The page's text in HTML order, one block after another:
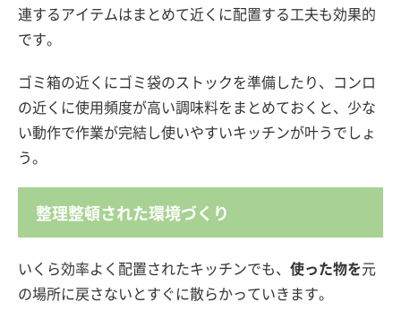
連するアイテムはまとめて近くに配置する工夫も効果的
です。
ゴミ箱の近くにゴミ袋のストックを準備したり、コンロ
の近くに使用頻度が高い調味料をまとめておくと、少な
い動作で作業が完結し使いやすいキッチンが叶うでしょ
う。
整理整頓された環境づくり
いくら効率よく配置されたキッチンでも、 使った物を元
の場所に戻さないとすぐに散らかっていきます。